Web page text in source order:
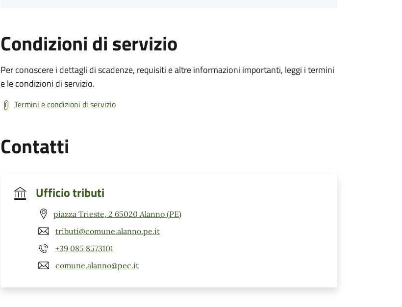
Condizioni di servizio
Per conoscere i dettagli di scadenze, requisiti e altre informazioni importanti, leggi i termini
e le condizioni di servizio.
Termini e condizioni di servizio
Contatti
Ufficio tributi
piazza Trieste, 2 65020 Alanno (PE)
tributi@comune.alanno.pe.it
+39 085 8573101
comune.alanno@pec.it